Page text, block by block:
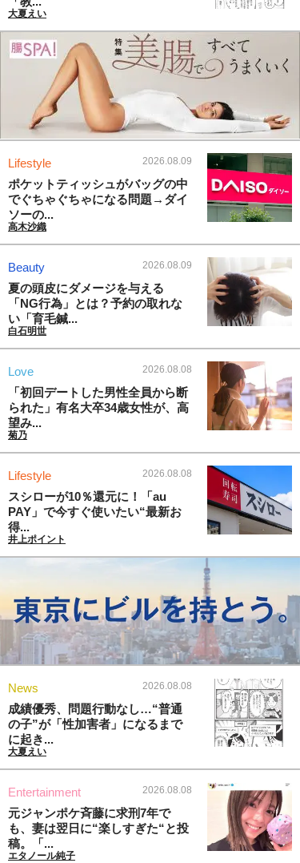
大夏えい
Lifestyle 2026.08.09
ポケットティッシュがバッグの中
でぐちゃぐちゃになる問題→ダイ
ソーの...
高木沙織
Beauty 2026.08.09
夏の頭皮にダメージを与える
「NG行為」とは？予約の取れな
い「育毛鍼...
白石明世
Love 2026.08.08
「初回デートした男性全員から断
られた」有名大卒34歳女性が、高
望み...
菊乃
Lifestyle 2026.08.08
スシローが10％還元に！「au
PAY」で今すぐ使いたい“最新お
得...
井上ポイント
News 2026.08.08
成績優秀、問題行動なし…“普通
の子”が「性加害者」になるまで
に起き...
大夏えい
Entertainment 2026.08.08
元ジャンポケ斉藤に求刑7年で
も、妻は翌日に“楽しすぎた“と投
稿。「...
エタノール純子